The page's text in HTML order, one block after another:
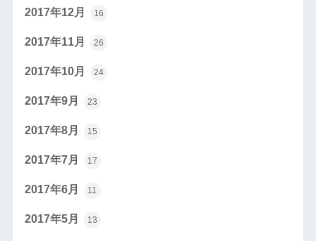
2017年12月 16
2017年11月 26
2017年10月 24
2017年9月 23
2017年8月 15
2017年7月 17
2017年6月 11
2017年5月 13